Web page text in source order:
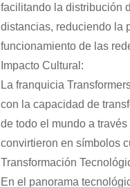
facilitando la distribución
distancias, reduciendo la
funcionamiento de las
Impacto Cultural:
La franquicia
con la capacidad de
de todo el mundo a
convirtieron en símbolos
Transformación
En el panorama